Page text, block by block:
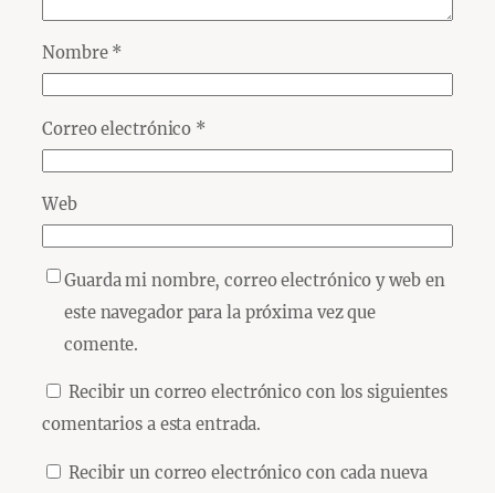
Nombre *
Correo electrónico *
Web
Guarda mi nombre, correo electrónico y web en
este navegador para la próxima vez que
comente.
Recibir un correo electrónico con los siguientes
comentarios a esta entrada.
Recibir un correo electrónico con cada nueva